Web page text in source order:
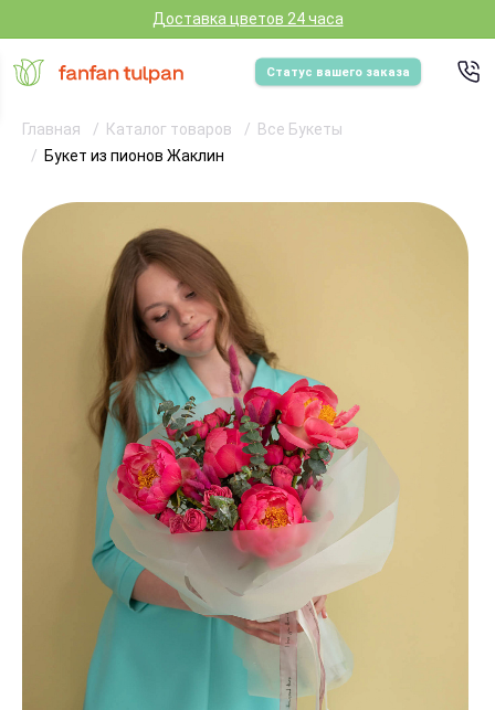
Доставка цветов 24 часа
Статус вашего заказа
Главная Каталог товаров
Все Букеты
Букет из пионов Жаклин